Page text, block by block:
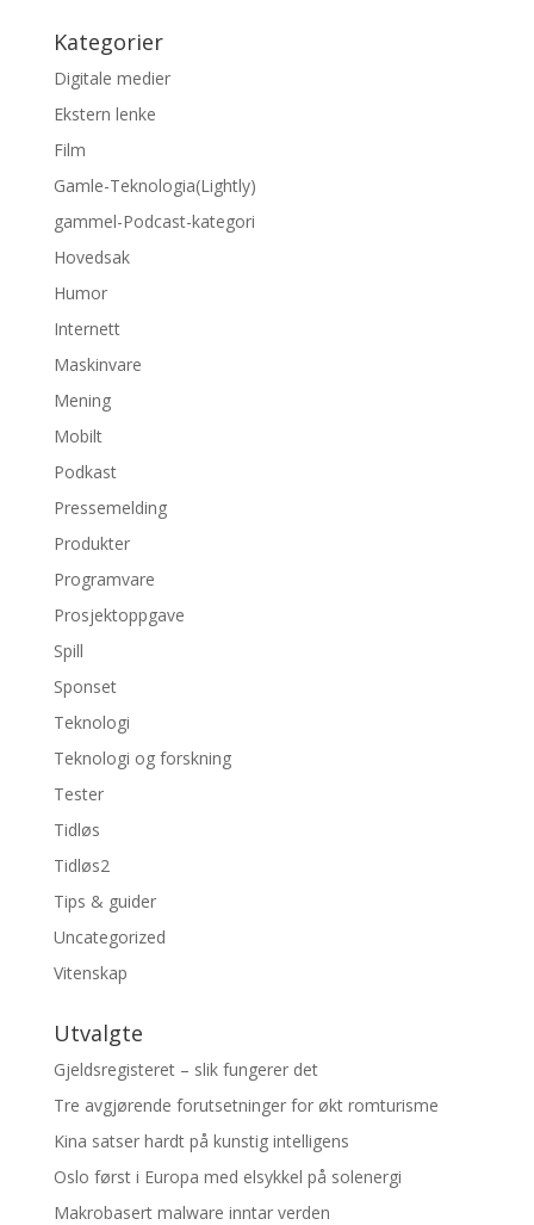
Kategorier
Digitale medier
Ekstern lenke
Film
Gamle-Teknologia(Lightly)
gammel-Podcast-kategori
Hovedsak
Humor
Internett
Maskinvare
Mening
Mobilt
Podkast
Pressemelding
Produkter
Programvare
Prosjektoppgave
Spill
Sponset
Teknologi
Teknologi og forskning
Tester
Tidløs
Tidløs2
Tips & guider
Uncategorized
Vitenskap
Utvalgte
Gjeldsregisteret – slik fungerer det
Tre avgjørende forutsetninger for økt romturisme
Kina satser hardt på kunstig intelligens
Oslo først i Europa med elsykkel på solenergi
Makrobasert malware inntar verden